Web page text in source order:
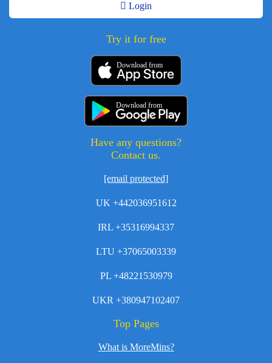
Login
Try it for free
Download from
Download from
Have any questions?
Contact us.
[email protected]
UK +442036951612
IRL +35316994337
LTU +37065003339
PL +48221530979
UKR +380947102407
Top Pages
What is MoreMins?